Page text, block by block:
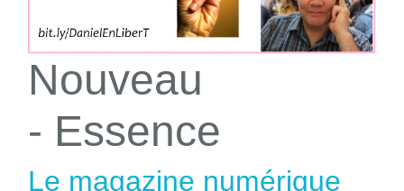
Nouveau
- Essence
Le magazine numérique